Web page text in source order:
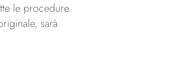
le procedure.
sarà